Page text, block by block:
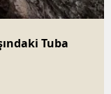
Tuba